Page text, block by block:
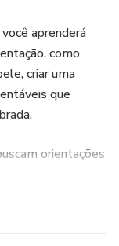
aprenderá
como
criar uma
que
orientações